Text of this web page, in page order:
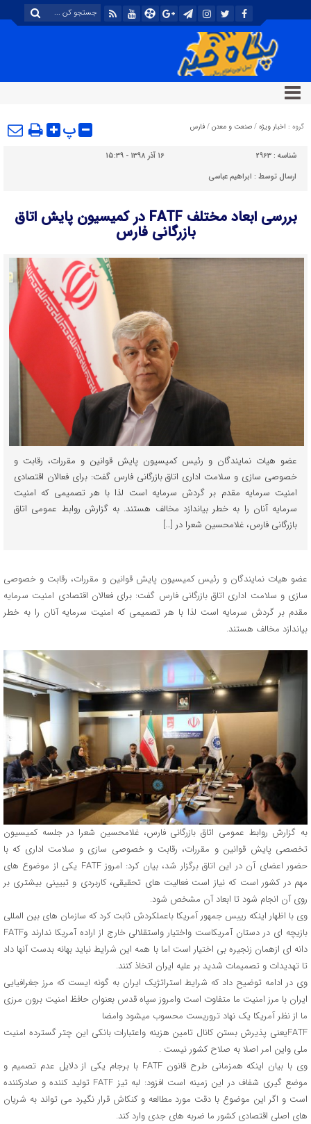
گروه : اخبار ویژه / صنعت و معدن / فارس پ
شناسه : 2963
16 آذر 1398 - 15:39
ارسال توسط : ابراهیم عباسی
بررسی ابعاد مختلف FATF در کمیسیون پایش اتاق
بازرگانی فارس
عضو هیات نمایندگان و رئیس کمیسیون پایش قوانین و مقررات، رقابت و
خصوصی سازی و سلامت اداری اتاق بازرگانی فارس گفت: برای فعالان اقتصادی
امنیت سرمایه مقدم بر گردش سرمایه است لذا با هر تصمیمی که امنیت
سرمایه آنان را به خطر بیاندازد مخالف هستند. به گزارش روابط عمومی اتاق
بازرگانی فارس، غلامحسین شعرا در […]
عضو هیات نمایندگان و رئیس کمیسیون پایش قوانین و مقررات، رقابت و خصوصی
سازی و سلامت اداری اتاق بازرگانی فارس گفت: برای فعالان اقتصادی امنیت سرمایه
مقدم بر گردش سرمایه است لذا با هر تصمیمی که امنیت سرمایه آنان را به خطر
بیاندازد مخالف هستند.
به گزارش روابط عمومی اتاق بازرگانی فارس، غلامحسین شعرا در جلسه کمیسیون
تخصصی پایش قوانین و مقررات، رقابت و خصوصی سازی و سلامت اداری که با
حضور اعضای آن در این اتاق برگزار شد، بیان کرد: امروز FATF یکی از موضوع های
مهم در کشور است که نیاز است فعالیت های تحقیقی، کاربردی و تبیینی بیشتری بر
روی آن انجام شود تا ابعاد آن مشخص شود.
وی با اظهار اینکه رییس جمهور آمریکا باعملکردش ثابت کرد که سازمان های بین المللی
بازیچه ای در دستان آمریکاست واختیار واستقلالی خارج از اراده آمریکا ندارند وFATF
دانه ای ازهمان زنجیره بی اختیار است اما با همه این شرایط نباید بهانه بدست آنها داد
تا تهدیدات و تصمیمات شدید بر علیه ایران اتخاذ کنند.
وی در ادامه توضیح داد که شرایط استراتژیک ایران به گونه ایست که مرز جغرافیایی
ایران با مرز امنیت ما متفاوت است وامروز سپاه قدس بعنوان حافظ امنیت برون مرزی
ما از نظر آمریکا یک نهاد تروریست محسوب میشود وامضا
FATFیعنی پذیرش بستن کانال تامین هزینه واعتبارات بانکی این چتر گسترده امنیت
ملی واین امر اصلا به صلاح کشور نیست .
وی با بیان اینکه همزمانی طرح قانون FATF با برجام یکی از دلایل عدم تصمیم و
موضع گیری شفاف در این زمینه است افزود: لبه تیز FATF تولید کننده و صادرکننده
است و اگر این موضوع با دقت مورد مطالعه و کنکاش قرار نگیرد می تواند به شریان
های اصلی اقتصادی کشور ما ضربه های جدی وارد کند.